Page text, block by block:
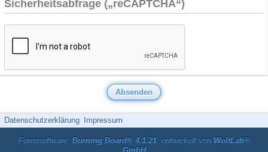
Sicherheitsabfrage („reCAPTCHA“)
Datenschutzerklärung Impressum
Forensoftware: Burning Board® 4.1.21, entwickelt von WoltLab®
GmbH